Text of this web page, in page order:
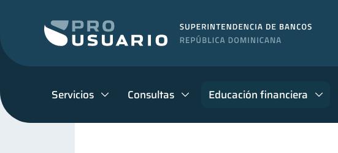
Servicios Consultas Educación financiera